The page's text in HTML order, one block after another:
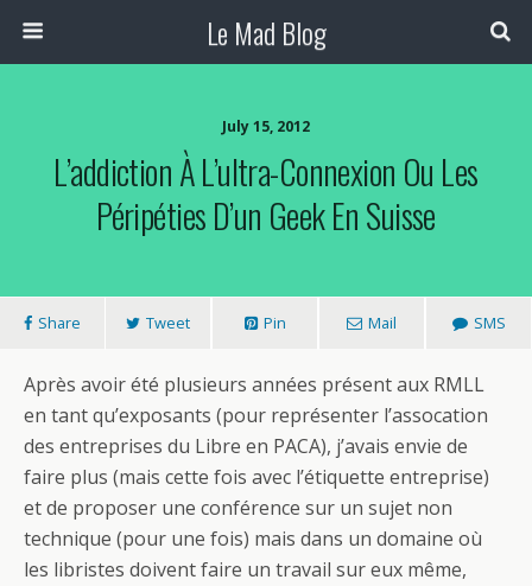
Le Mad Blog
July 15, 2012
L’addiction À L’ultra-Connexion Ou Les
Péripéties D’un Geek En Suisse
Share Tweet Pin Mail SMS
Après avoir été plusieurs années présent aux RMLL
en tant qu’exposants (pour représenter l’assocation
des entreprises du Libre en PACA), j’avais envie de
faire plus (mais cette fois avec l’étiquette entreprise)
et de proposer une conférence sur un sujet non
technique (pour une fois) mais dans un domaine où
les libristes doivent faire un travail sur eux même,